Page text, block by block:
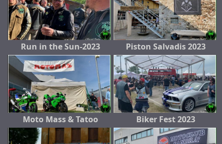
Run in the Sun-2023 Piston Salvadis 2023
Moto Mass & Tatoo Biker Fest 2023